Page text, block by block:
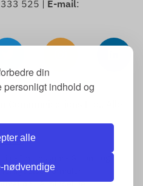
din
indhold og
alle
nødvendige
525 | E-mail:
Communications Ltd., Alle
fortrydelsesformular